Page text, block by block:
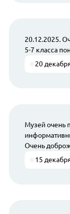
20.12.2025.
5-7 класса
20
Музей очень
Очень
15